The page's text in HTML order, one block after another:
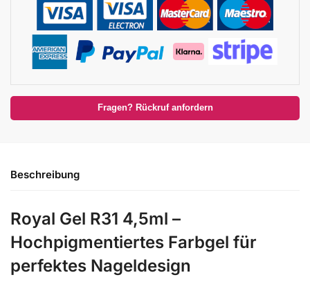
Fragen? Rückruf anfordern
Beschreibung
Royal Gel R31 4,5ml –
Hochpigmentiertes Farbgel für
perfektes Nageldesign